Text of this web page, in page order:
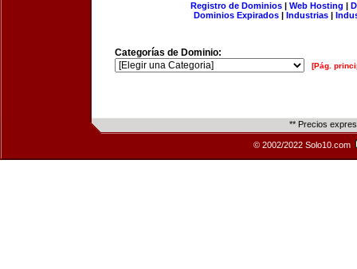
Registro de Dominios| Web Hosting |
Dominios Expirados | Industrias |
Categorías de Dominio:
[Pág.
** Precios
© 2002/2022 Solo10.com